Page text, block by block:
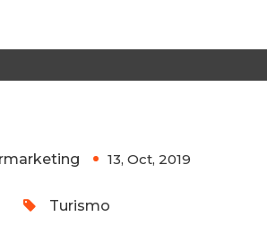
turística:
13, Oct, 2019
Turismo